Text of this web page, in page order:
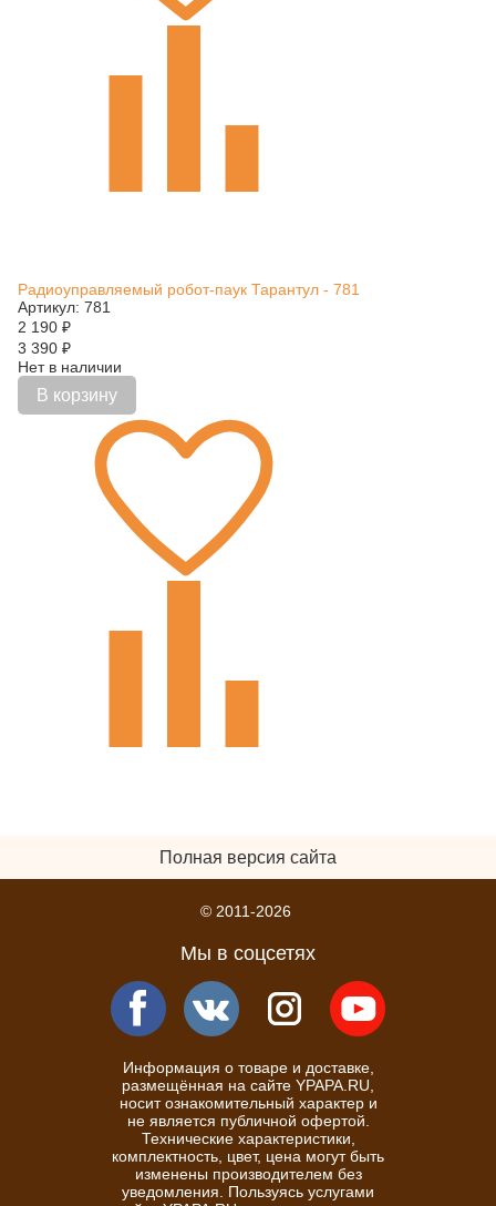
Радиоуправляемый робот-паук Тарантул - 781
Артикул: 781
2 190 ₽
3 390 ₽
Нет в наличии
В корзину
Полная версия сайта
© 2011-2026
Мы в соцсетях
Информация о товаре и доставке,
размещённая на сайте YPAPA.RU,
носит ознакомительный характер и
не является публичной офертой.
Технические характеристики,
комплектность, цвет, цена могут быть
изменены производителем без
уведомления. Пользуясь услугами